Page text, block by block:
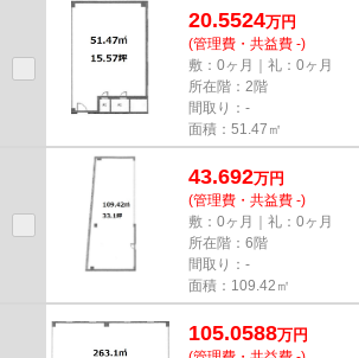
20.5524万円
(管理費・共益費 -)
敷：0ヶ月｜礼：0ヶ月
所在階：2階
間取り：-
面積：51.47㎡
43.692万円
(管理費・共益費 -)
敷：0ヶ月｜礼：0ヶ月
所在階：6階
間取り：-
面積：109.42㎡
105.0588万円